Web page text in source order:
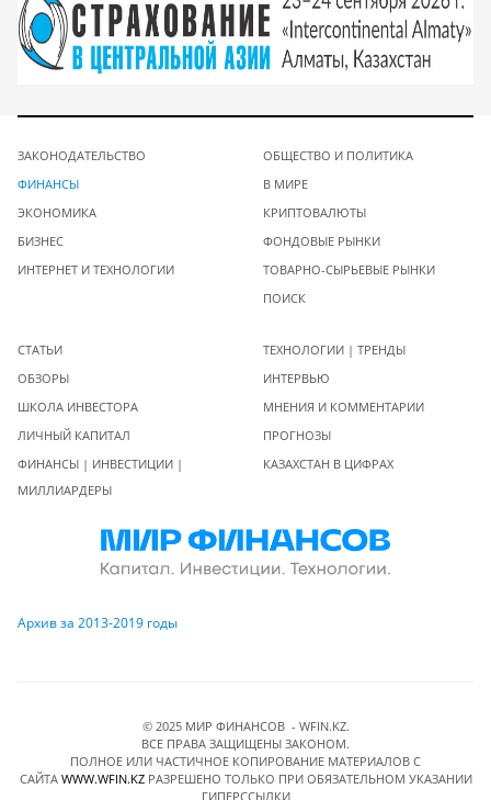
ЗАКОНОДАТЕЛЬСТВО
ФИНАНСЫ
ЭКОНОМИКА
БИЗНЕС
ИНТЕРНЕТ И ТЕХНОЛОГИИ
ОБЩЕСТВО И ПОЛИТИКА
В МИРЕ
КРИПТОВАЛЮТЫ
ФОНДОВЫЕ РЫНКИ
ТОВАРНО-СЫРЬЕВЫЕ РЫНКИ
ПОИСК
СТАТЬИ
ОБЗОРЫ
ШКОЛА ИНВЕСТОРА
ЛИЧНЫЙ КАПИТАЛ
ФИНАНСЫ | ИНВЕСТИЦИИ |
МИЛЛИАРДЕРЫ
ТЕХНОЛОГИИ | ТРЕНДЫ
ИНТЕРВЬЮ
МНЕНИЯ И КОММЕНТАРИИ
ПРОГНОЗЫ
КАЗАХСТАН В ЦИФРАХ
Архив за 2013-2019 годы
© 2025 МИР ФИНАНСОВ - WFIN.KZ.
ВСЕ ПРАВА ЗАЩИЩЕНЫ ЗАКОНОМ.
ПОЛНОЕ ИЛИ ЧАСТИЧНОЕ КОПИРОВАНИЕ МАТЕРИАЛОВ C
САЙТА WWW.WFIN.KZРАЗРЕШЕНО ТОЛЬКО ПРИ ОБЯЗАТЕЛЬНОМ УКАЗАНИИ
ГИПЕРССЫЛКИ